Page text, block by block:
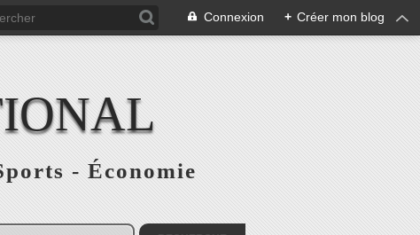
Connexion + Créer mon blog
- Économie